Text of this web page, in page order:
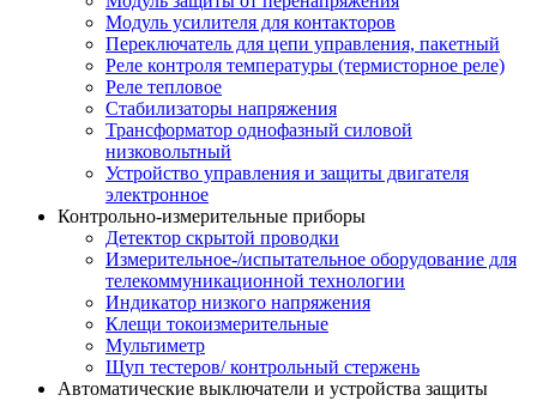
Модуль усилителя для контакторов
Переключатель для цепи управления, пакетный
Реле контроля температуры (термисторное реле)
Реле тепловое
Стабилизаторы напряжения
Трансформатор однофазный силовой
низковольтный
Устройство управления и защиты двигателя
электронное
Контрольно-измерительные приборы
Детектор скрытой проводки
Измерительное-/испытательное оборудование для
телекоммуникационной технологии
Индикатор низкого напряжения
Клещи токоизмерительные
Мультиметр
Щуп тестеров/ контрольный стержень
Автоматические выключатели и устройства защиты